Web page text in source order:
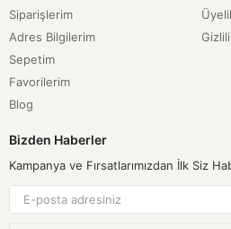
Siparişlerim
Adres Bilgilerim
Sepetim
Favorilerim
Blog
Bizden Haberler
Kampanya ve Fırsatlarımızdan İlk Siz